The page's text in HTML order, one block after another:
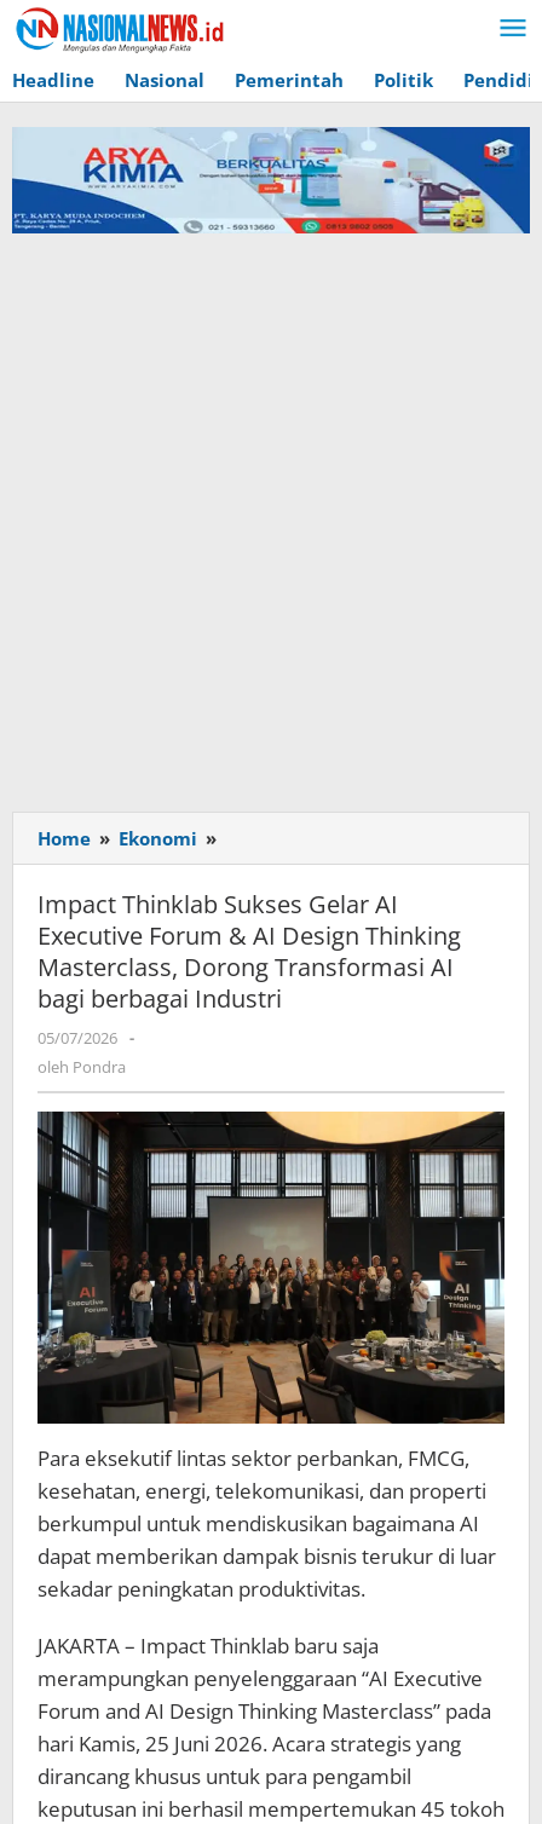
Lewati
ke
konten
Headline Nasional Pemerintah Politik
Home » Ekonomi »
Thinklab
Sukses
Gelar
AI
Executive
Forum
Masterclass,
Dorong
Transformasi
berbagai
Industri
Impact Thinklab Sukses Gelar AI
Executive Forum & AI Design Thinking
Masterclass, Dorong Transformasi AI
bagi berbagai Industri
05/07/2026 oleh
-
oleh Pondra
Para eksekutif lintas sektor perbankan, FMCG,
kesehatan, energi, telekomunikasi, dan properti
berkumpul untuk mendiskusikan bagaimana AI
dapat memberikan dampak bisnis terukur di luar
sekadar peningkatan produktivitas.
JAKARTA – Impact Thinklab baru saja
merampungkan penyelenggaraan “AI Executive
Forum and AI Design Thinking Masterclass” pada
hari Kamis, 25 Juni 2026. Acara strategis yang
dirancang khusus untuk para pengambil
keputusan ini berhasil mempertemukan 45 tokoh